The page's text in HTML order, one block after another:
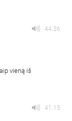
44:36
vieną iš
41:15